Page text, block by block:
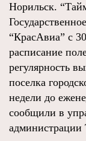
Норильск.
“КрасАвиа” с
расписание
регулярность
поселка
недели до
сообщили в